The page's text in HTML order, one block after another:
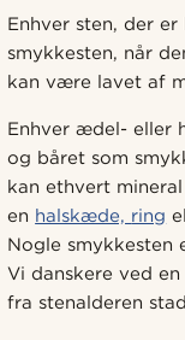
Enhver sten, der
smykkesten, når
kan være lavet af
Enhver ædel- eller
og båret som
kan ethvert
en halskæde, ring
Nogle smykkesten
Vi danskere ved
fra stenalderen